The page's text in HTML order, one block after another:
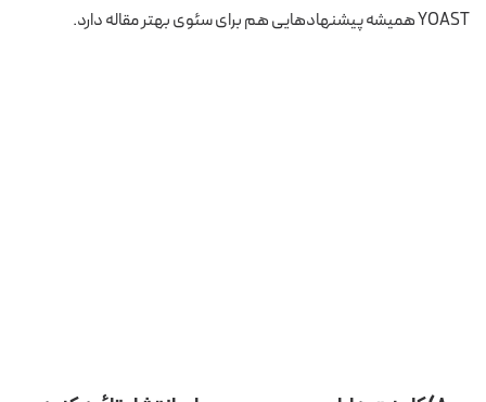
YOAST همیشه پیشنهادهایی هم برای سئوی بهتر مقاله دارد.